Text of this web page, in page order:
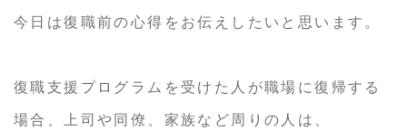
今日は復職前の心得をお伝えしたいと思います。
復職支援プログラムを受けた人が職場に復帰する
場合、上司や同僚、家族など周りの人は、